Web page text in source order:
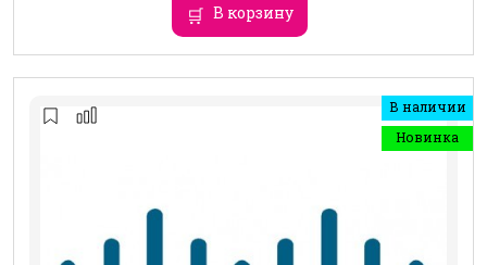
В корзину
В наличии
Новинка